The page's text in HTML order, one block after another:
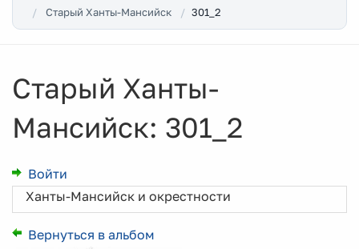
Старый Ханты-Мансийск
301_2
Старый Ханты-
Мансийск: 301_2
Войти
Ханты-Мансийск и окрестности
Вернуться в альбом